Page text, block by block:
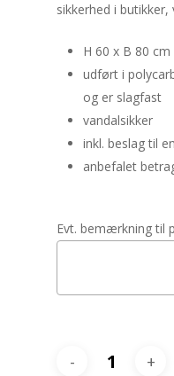
sikkerhed i butikker,
H 60 x B 80 cm
udført i
og er slagfast
vandalsikker
inkl. beslag til
anbefalet
Evt. bemærkning til